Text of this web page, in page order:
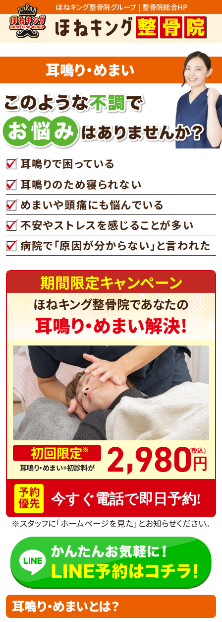
ほねキング整骨院グループ | 整骨院総合HP
耳鳴り・めまい
耳鳴りで困っている
耳鳴りのため寝られない
めまいや頭痛にも悩んでいる
不安やストレスを感じることが多い
病院で「原因が分からない」と言われた
期間限定キャンペーン
ほねキング整骨院であなたの
耳鳴り・めまい解決!
初回限定※
耳鳴り・めまい+初診料が 2,980
予約
優先 今すぐ電話で即日予約!
※スタッフに「ホームページを見た」とお知らせください。
耳鳴り・めまいとは？